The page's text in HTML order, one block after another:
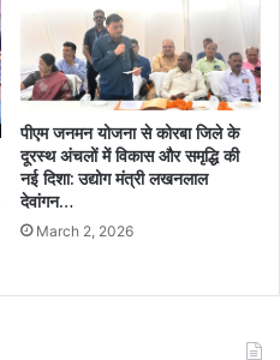
पीएम जनमन योजना से कोरबा जिले के
दूरस्थ अंचलों में विकास और समृद्धि की
नई दिशा: उद्योग मंत्री लखनलाल
देवांगन…
March 2, 2026